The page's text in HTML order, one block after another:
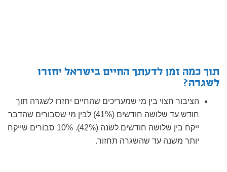
תוך כמה זמן לדעתך החיים בישראל יחזרו
לשגרה?
הציבור חצוי בין מי שמעריכים שהחיים יחזרו לשגרה תוך
חודש עד שלושה חודשים (41%) לבין מי שסבורים שהדבר
ייקח בין שלושה חודשים לשנה (42%). 10% סבורים שייקח
יותר משנה עד שהשגרה תחזור.